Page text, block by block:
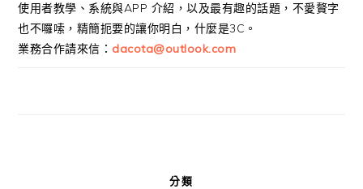
使用者教學、系統與APP 介紹，以及最有趣的話題，不愛贅字
也不囉嗦，精簡扼要的讓你明白，什麼是3C。
業務合作請來信： dacota@outlook.com
分類